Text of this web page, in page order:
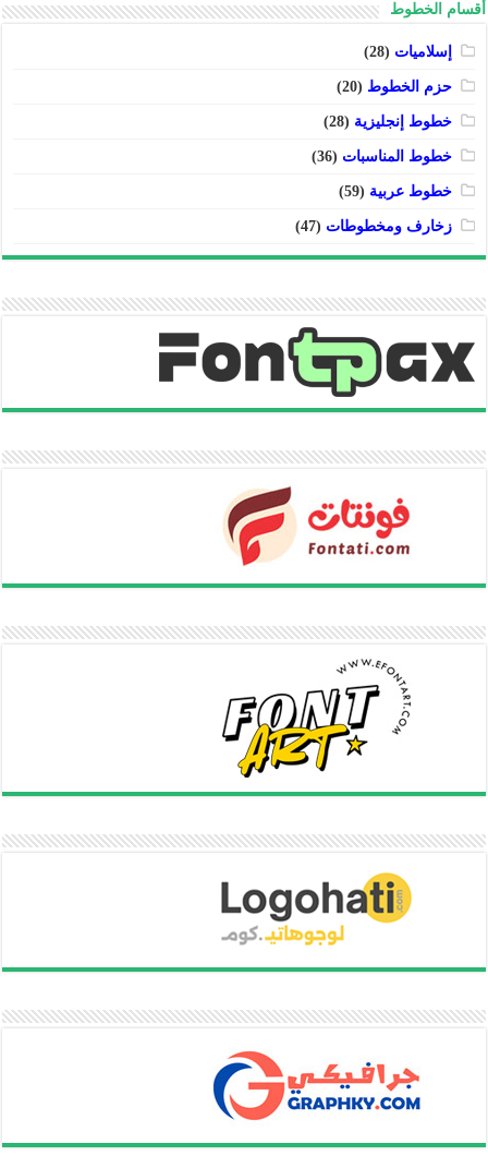
أقسام الخطوط
إسلاميات (28)
حزم الخطوط (20)
خطوط إنجليزية (28)
خطوط المناسبات (36)
خطوط عربية (59)
زخارف ومخطوطات (47)